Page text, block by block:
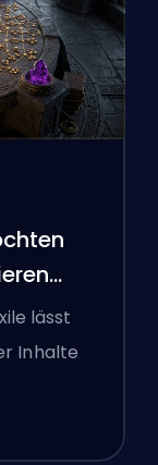
sie
lässt
Inhalte